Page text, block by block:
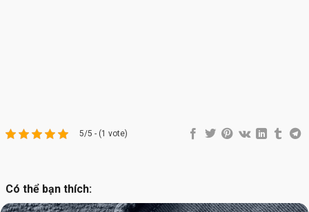
5/5 - (1 vote)
Có thể bạn thích: